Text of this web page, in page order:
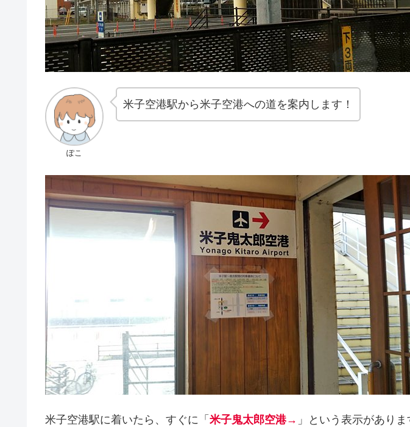
ぽこ
米子空港駅から米子空港への道を案内します！
米子空港駅に着いたら、すぐに「 米子鬼太郎空港→ 」という表示がありま